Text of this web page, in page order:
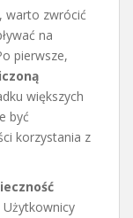
warto zwrócić
na
pierwsze,
większych
być
korzystania z